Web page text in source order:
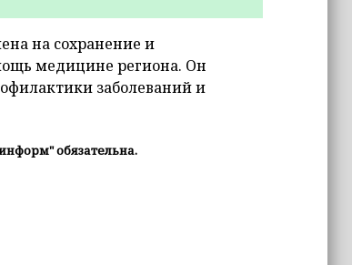
на сохранение и
медицине региона. Он
заболеваний и
обязательна.